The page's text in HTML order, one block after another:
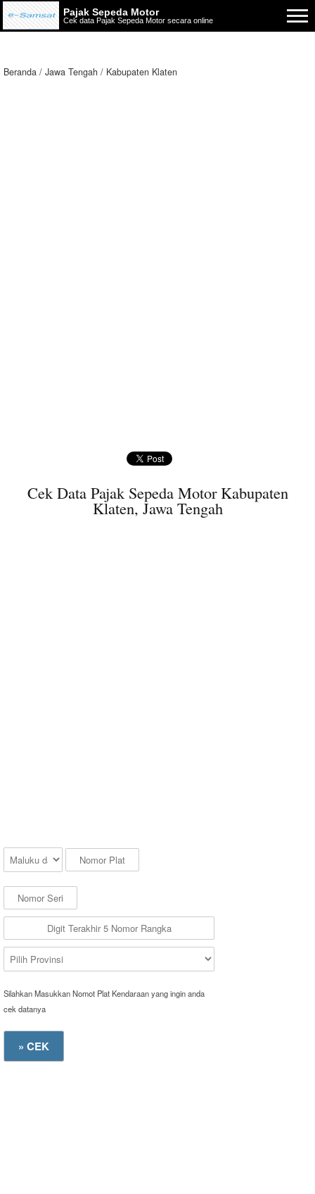
Pajak Sepeda Motor
Cek data Pajak Sepeda Motor secara online
Beranda Jawa Tengah Kabupaten Klaten
Cek Data Pajak Sepeda Motor Kabupaten
Klaten, Jawa Tengah
Silahkan Masukkan Nomot Plat Kendaraan yang ingin anda
cek datanya